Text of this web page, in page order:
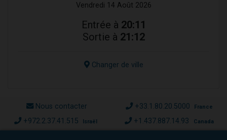
Vendredi 14 Août 2026
Entrée à 20:11
Sortie à 21:12
Changer de ville
Nous contacter +33.1.80.20.5000 France
+972.2.37.41.515 Israël +1.437.887.14.93 Canada